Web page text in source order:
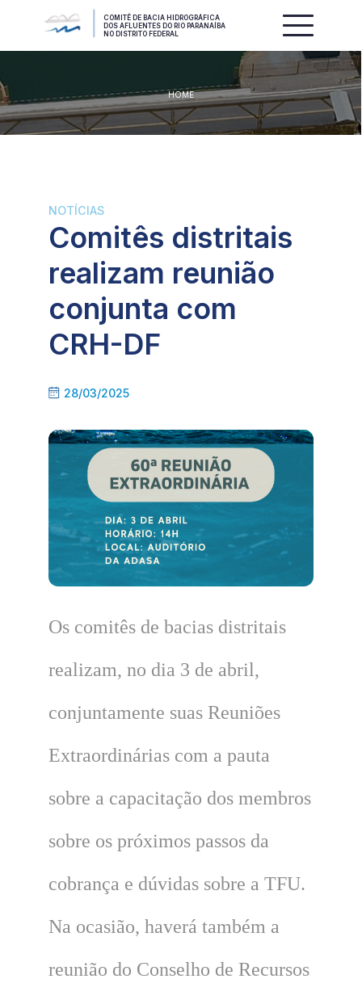
COMITÊ DE BACIA HIDROGRÁFICA
DOS AFLUENTES DO RIO PARANAÍBA
NO DISTRITO FEDERAL
HOME
NOTÍCIAS
Comitês distritais
realizam reunião
conjunta com
CRH-DF
28/03/2025
Os comitês de bacias distritais
realizam, no dia 3 de abril,
conjuntamente suas Reuniões
Extraordinárias com a pauta
sobre a capacitação dos membros
sobre os próximos passos da
cobrança e dúvidas sobre a TFU.
Na ocasião, haverá também a
reunião do Conselho de Recursos